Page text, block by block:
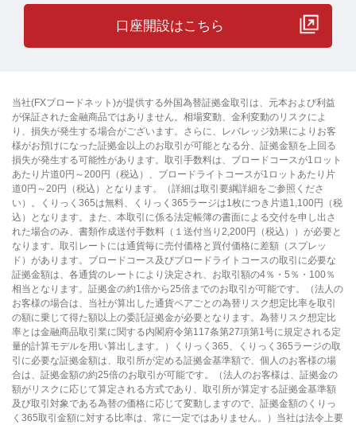
口座開設はこちら
当社(FXブロードネット)が提供する外国為替証拠金取引は、元本および利益
が保証された金融商品ではありません。相場変動、金利変動のリスクによ
り、損失が発生する場合がございます。さらに、レバレッジ効果によりお客
様がお預けになった証拠金以上のお取引が可能となる分、証拠金額を上回る
損失が発生する可能性があります。取引手数料は、ブロードコースが1ロット
あたり片道0円～200円（税込）、ブロードライトコースが1ロットあたり片
道0円～20円（税込）となります。（詳細は取引要綱詳細をご参照くださ
い）。くりっく365は無料、くりっく365ラージは1枚につき片道1,100円（税
込）となります。また、本取引に係る法定帳簿の書面による交付を申し出さ
れた場合のみ、書類作成送付手数料（１送付当り2,200円（税込））が必要と
なります。取引レートには通貨毎に売付価格と買付価格に差額（スプレッ
ド）があります。ブロードコース及びブロードライトコースの取引に必要な
証拠金額は、各通貨のレートにより決定され、お取引額の4％・5％・100％
相当となります。証拠金の約1倍から25倍までのお取引が可能です。（法人の
お客様の場合は、当社が算出した通貨ペアごとの為替リスク想定比率を取引
の額に乗じて得た額以上の委託証拠金が必要となります。為替リスク想定比
率とは金融商品取引業に関する内閣府令第117条第27項第1号に規定される定
量的計算モデルを用い算出します。）くりっく365、くりっく365ラージの取
引に必要な証拠金額は、取引所が定める証拠金基準額で、個人のお客様の場
合は、証拠金額の約25倍のお取引が可能です。（法人のお客様は、証拠金の
額がリスクに応じて算定される方式であり、取引所が算定する証拠金基準額
及び取引対象である為替の価格に応じて変動しますので、証拠金額のくりっ
く365取引金額に対する比率は、常に一定ではありません。）当社は法令上要